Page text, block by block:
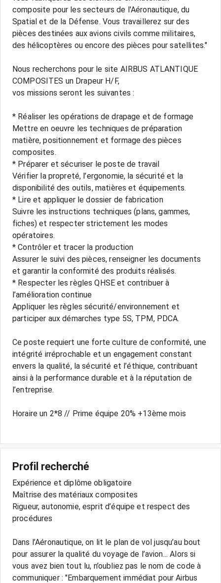
composite pour les secteurs de l'Aéronautique, du
Spatial et de la Défense. Vous travaillerez sur des
pièces destinées aux avions civils comme militaires,
des hélicoptères ou encore des pièces pour satellites."
Nous recherchons pour le site AIRBUS ATLANTIQUE
COMPOSITES un Drapeur H/F,
vos missions seront les suivantes :
* Réaliser les opérations de drapage et de formage
Mettre en oeuvre les techniques de préparation
matière, positionnement et formage des pièces
composites.
* Préparer et sécuriser le poste de travail
Vérifier la propreté, l’ergonomie, la sécurité et la
disponibilité des outils, matières et équipements.
* Lire et appliquer le dossier de fabrication
Suivre les instructions techniques (plans, gammes,
fiches) et respecter strictement les modes
opératoires.
* Contrôler et tracer la production
Assurer le suivi des pièces, renseigner les documents
et garantir la conformité des produits réalisés.
* Respecter les règles QHSE et contribuer à
l’amélioration continue
Appliquer les règles sécurité/environnement et
participer aux démarches type 5S, TPM, PDCA.
Ce poste requiert une forte culture de conformité, une
intégrité irréprochable et un engagement constant
envers la qualité, la sécurité et l’éthique, contribuant
ainsi à la performance durable et à la réputation de
l’entreprise.
Horaire un 2*8 // Prime équipe 20% +13ème mois
Profil recherché
Expérience et diplôme obligatoire
Maîtrise des matériaux composites
Rigueur, autonomie, esprit d’équipe et respect des
procédures
Dans l’Aéronautique, on lit le plan de vol jusqu’au bout
pour assurer la qualité du voyage de l’avion... Alors si
vous avez bien tout lu, n’oubliez pas le nom de code à
communiquer : "Embarquement immédiat pour Airbus